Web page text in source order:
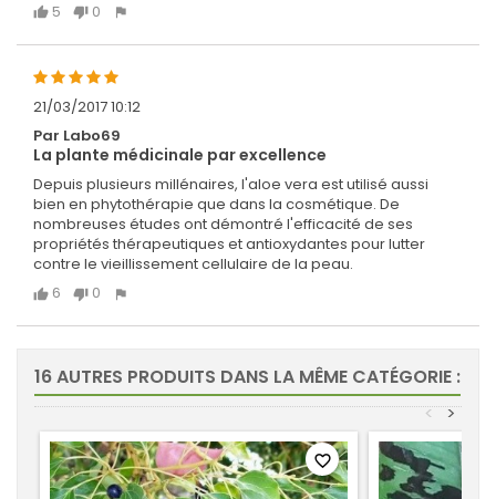
5
0
21/03/2017 10:12
Par Labo69
La plante médicinale par excellence
Depuis plusieurs millénaires, l'aloe vera est utilisé aussi
bien en phytothérapie que dans la cosmétique. De
nombreuses études ont démontré l'efficacité de ses
propriétés thérapeutiques et antioxydantes pour lutter
contre le vieillissement cellulaire de la peau.
6
0
16 AUTRES PRODUITS DANS LA MÊME CATÉGORIE :
>
<
favorite_border